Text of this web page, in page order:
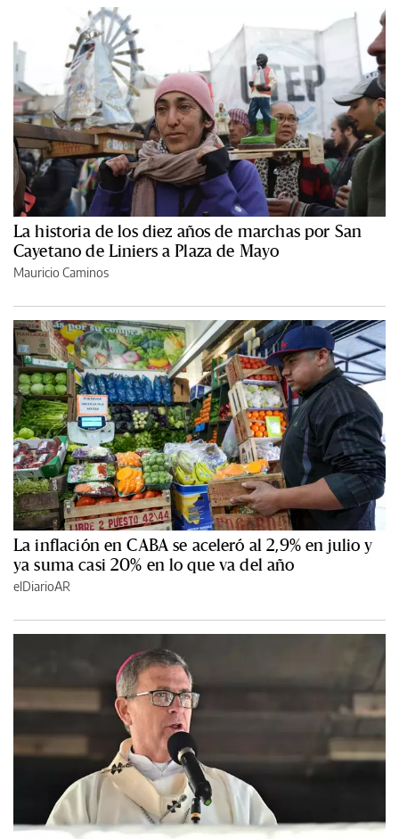
La historia de los diez años de marchas por San
Cayetano de Liniers a Plaza de Mayo
Mauricio Caminos
La inflación en CABA se aceleró al 2,9% en julio y
ya suma casi 20% en lo que va del año
elDiarioAR